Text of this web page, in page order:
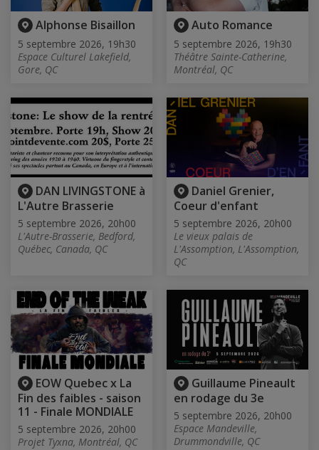
Alphonse Bisaillon
5 septembre 2026, 19h30
Espace Culturel Lakefield,
Gore, QC
Auto Romance
5 septembre 2026, 19h30
Théâtre Sainte-Catherine,
Montréal, QC
DAN LIVINGSTONE à
L'Autre Brasserie
5 septembre 2026, 20h00
L'Autre-Brasserie, Bedford,
Québec, Canada, QC
Daniel Grenier,
Coeur d'enfant
5 septembre 2026, 20h00
Le vieux palais de
L'Assomption, L'Assomption,
QC
EOW Quebec x La
Fin des faibles - saison
11 - Finale MONDIALE
5 septembre 2026, 20h00
Projet Tyxna, Montréal, QC
Guillaume Pineault
en rodage du 3e
5 septembre 2026, 20h00
Espace Mandeville,
Drummondville, QC